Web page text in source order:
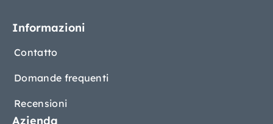
Informazioni
Contatto
Domande frequenti
Recensioni
Azienda